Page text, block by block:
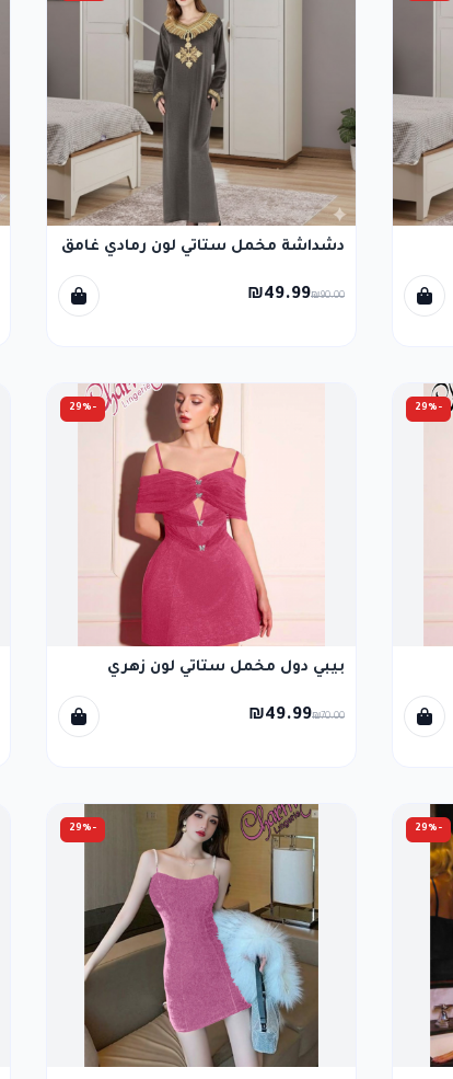
دشداشة مخمل ستاتي لون رمادي غامق
₪49.99₪90.00
-29%
-29%
بيبي دول مخمل ستاتي لون زهري
₪49.99₪70.00
-29%
-29%